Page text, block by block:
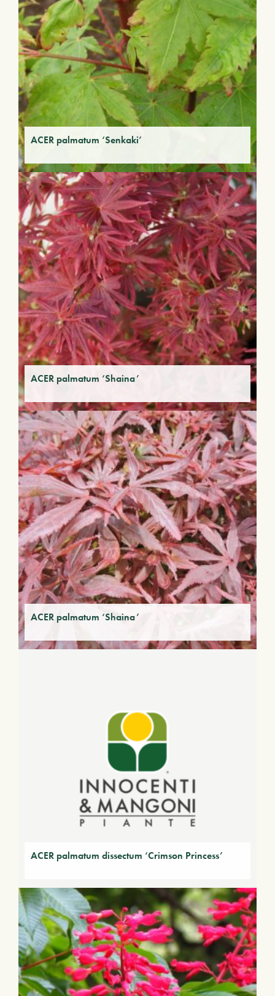
ACER palmatum ‘Senkaki’
ACER palmatum ‘Shaina’
ACER palmatum ‘Shaina’
ACER palmatum dissectum ‘Crimson Princess’